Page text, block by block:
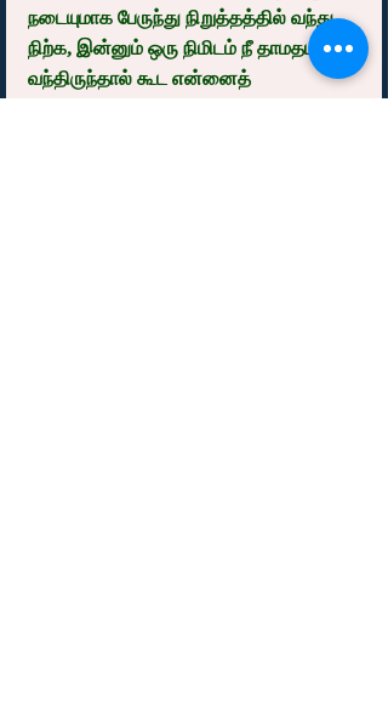
நடையுமாக பேருந்து நிறுத்தத்தில் வந்து
நிற்க, இன்னும் ஒரு நிமிடம் நீ தாமதமாக
வந்திருந்தால் கூட என்னைத்